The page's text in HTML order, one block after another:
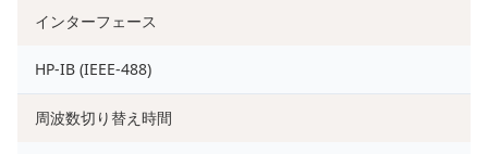
インターフェース
HP-IB (IEEE-488)
周波数切り替え時間